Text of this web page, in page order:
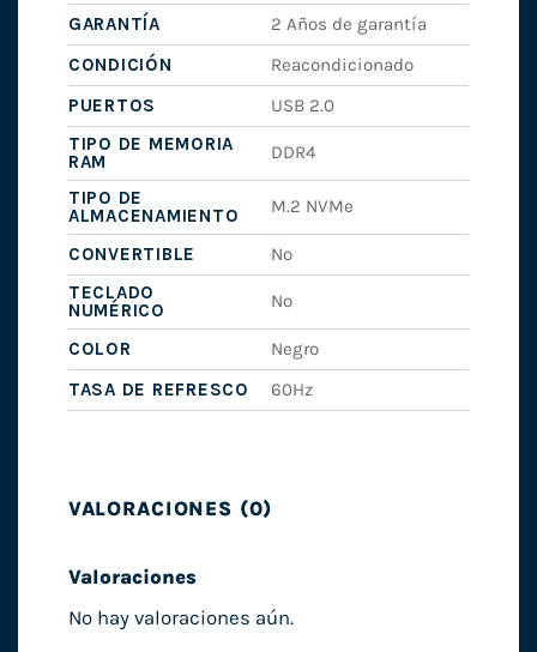
GARANTÍA
2 Años de garantía
CONDICIÓN
Reacondicionado
PUERTOS
USB 2.0
TIPO DE MEMORIA
RAM
DDR4
TIPO DE
ALMACENAMIENTO
M.2 NVMe
CONVERTIBLE
No
TECLADO
NUMÉRICO
No
COLOR
Negro
TASA DE REFRESCO
60Hz
VALORACIONES (0)
Valoraciones
No hay valoraciones aún.